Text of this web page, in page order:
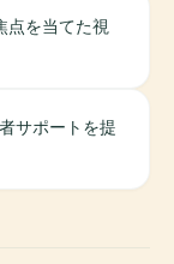
点を当てた視
サポートを提